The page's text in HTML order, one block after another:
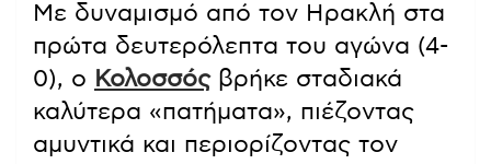
Με δυναμισμό από τον Ηρακλή στα
πρώτα δευτερόλεπτα του αγώνα (4-
0), ο Κολοσσόςβρήκε σταδιακά
καλύτερα «πατήματα», πιέζοντας
αμυντικά και περιορίζοντας τον